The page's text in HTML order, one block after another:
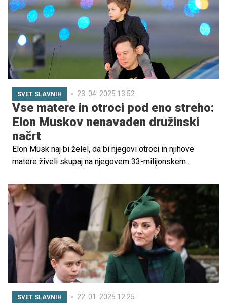
SVET SLAVNIH 23. 04. 2025 13.52
Vse matere in otroci pod eno streho:
Elon Muskov nenavaden družinski
načrt
Elon Musk naj bi želel, da bi njegovi otroci in njihove
matere živeli skupaj na njegovem 33-milijonskem
nenavadno družinsko ureditev in kako to povezuje z
njegovimi prepričanji o prihodnosti človeštva.
SVET SLAVNIH 22. 01. 2025 12.25